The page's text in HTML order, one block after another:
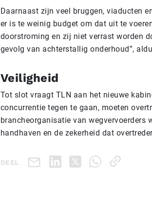
Daarnaast zijn veel bruggen, viaducten
er is te weinig budget om dat uit te
doorstroming en zij niet verrast worden
gevolg van achterstallig onderhoud”,
Veiligheid
Tot slot vraagt TLN aan het nieuwe
concurrentie tegen te gaan, moeten
brancheorganisatie van wegvervoerders
handhaven en de zekerheid dat
DEEL